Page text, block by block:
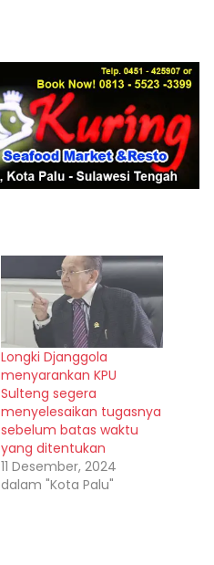
Longki Djanggola
menyarankan KPU
Sulteng segera
menyelesaikan tugasnya
sebelum batas waktu
yang ditentukan
11 Desember, 2024
dalam "Kota Palu"